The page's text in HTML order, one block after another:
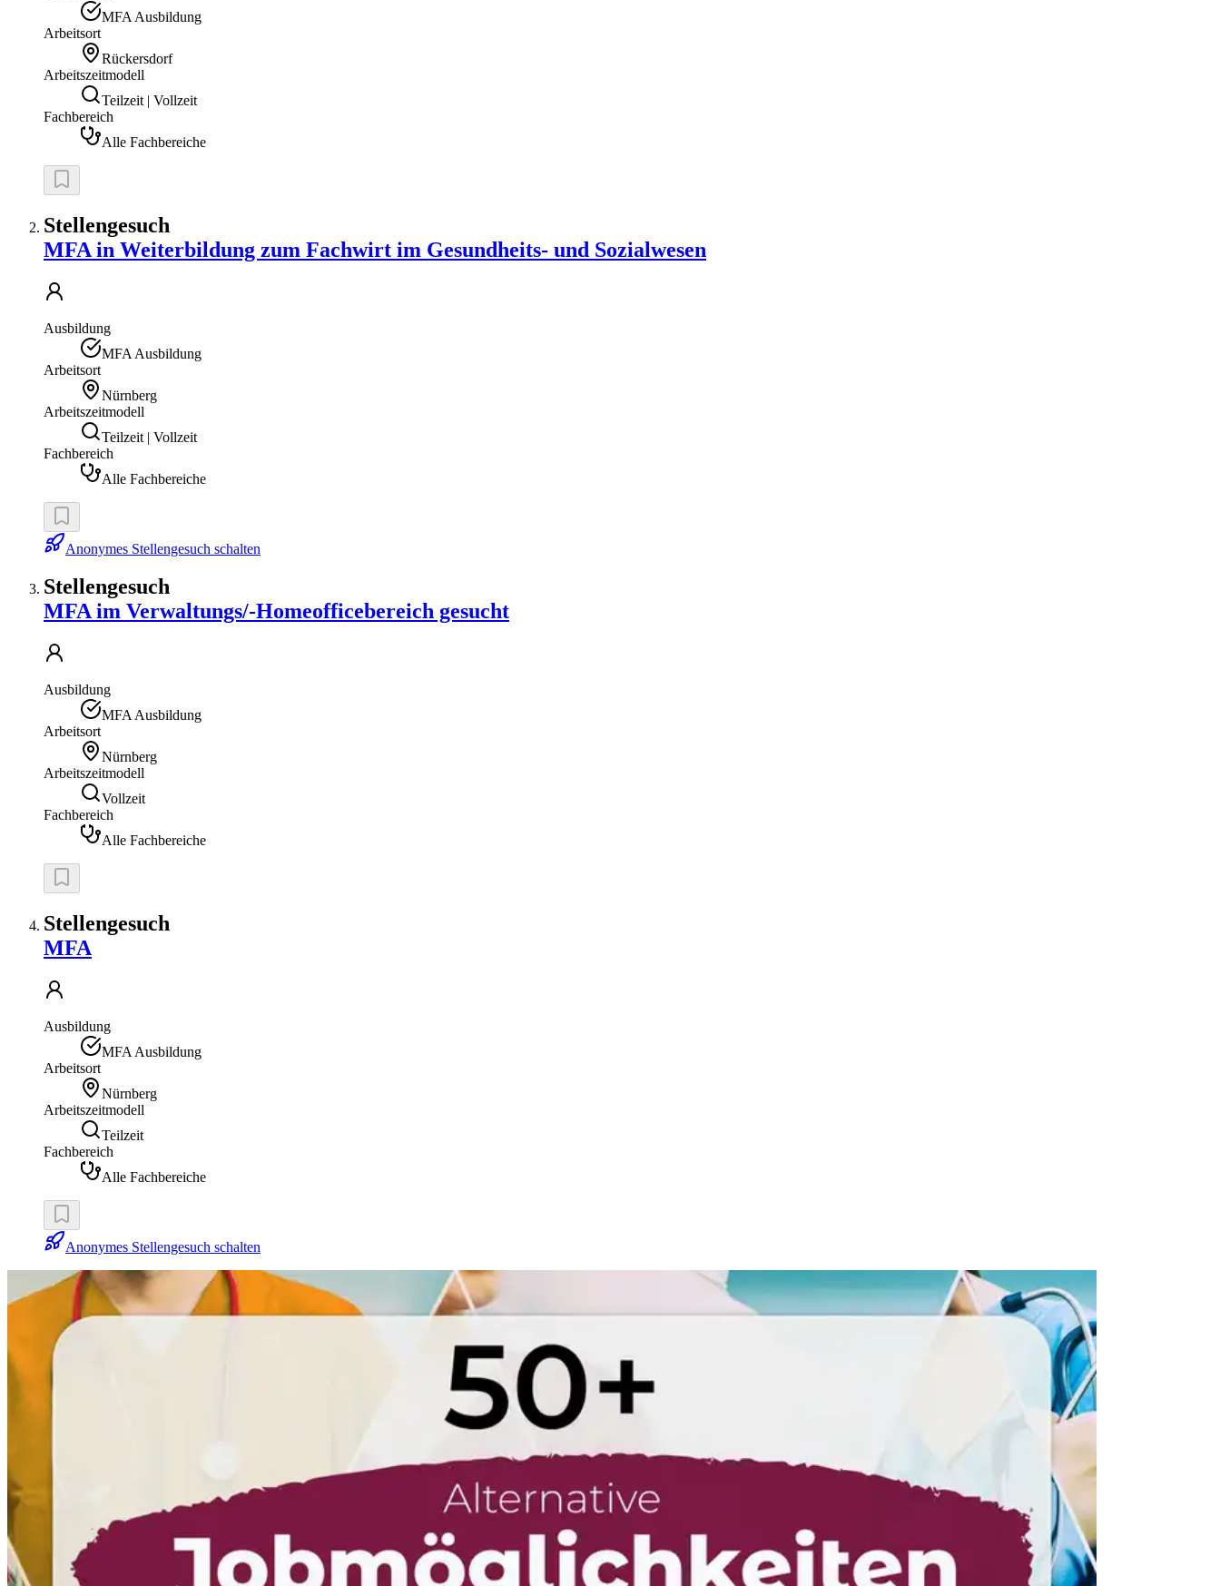
MFA Ausbildung
Arbeitsort
Rückersdorf
Arbeitszeitmodell
Teilzeit | Vollzeit
Fachbereich
Alle Fachbereiche
Stellengesuch
MFA in Weiterbildung zum Fachwirt im Gesundheits- und Sozialwesen
Ausbildung
MFA Ausbildung
Arbeitsort
Nürnberg
Arbeitszeitmodell
Teilzeit | Vollzeit
Fachbereich
Alle Fachbereiche
Anonymes Stellengesuch schalten
Stellengesuch
MFA im Verwaltungs/-Homeofficebereich gesucht
Ausbildung
MFA Ausbildung
Arbeitsort
Nürnberg
Arbeitszeitmodell
Vollzeit
Fachbereich
Alle Fachbereiche
Stellengesuch
MFA
Ausbildung
MFA Ausbildung
Arbeitsort
Nürnberg
Arbeitszeitmodell
Teilzeit
Fachbereich
Alle Fachbereiche
Anonymes Stellengesuch schalten